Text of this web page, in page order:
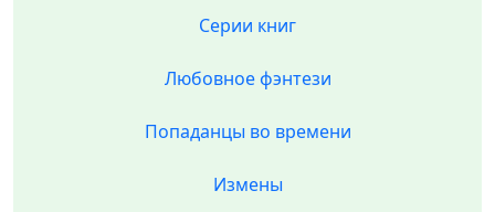
Серии книг
Любовное фэнтези
Попаданцы во времени
Измены